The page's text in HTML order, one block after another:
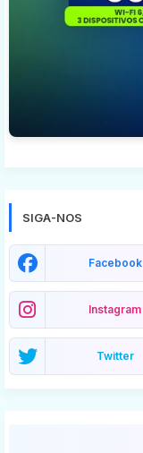
SIGA-NOS
Facebook
Instagram
Twitter